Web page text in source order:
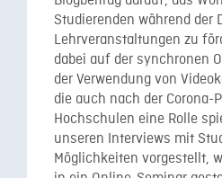
Studierenden während der
Lehrveranstaltungen zu
dabei auf der synchronen
der Verwendung von
die auch nach der Corona-
Hochschulen eine Rolle
unseren Interviews mit
Möglichkeiten vorgestellt,